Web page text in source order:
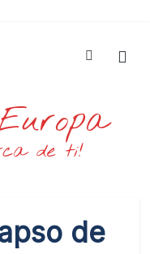
de ti!
de